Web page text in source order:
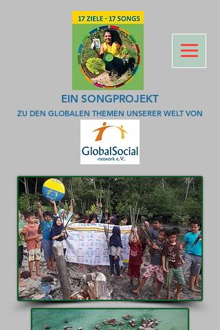
EIN SONGPROJEKT
ZU DEN GLOBALEN THEMEN UNSERER WELT VON